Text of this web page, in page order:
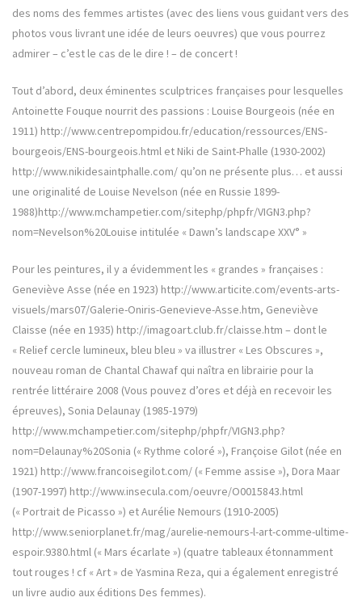
des noms des femmes artistes (avec des liens vous guidant vers des
photos vous livrant une idée de leurs oeuvres) que vous pourrez
admirer – c’est le cas de le dire ! – de concert !
Tout d’abord, deux éminentes sculptrices françaises pour lesquelles
Antoinette Fouque nourrit des passions : Louise Bourgeois (née en
1911) http://www.centrepompidou.fr/education/ressources/ENS-
bourgeois/ENS-bourgeois.html et Niki de Saint-Phalle (1930-2002)
http://www.nikidesaintphalle.com/ qu’on ne présente plus… et aussi
une originalité de Louise Nevelson (née en Russie 1899-
1988)http://www.mchampetier.com/sitephp/phpfr/VIGN3.php?
nom=Nevelson%20Louise intitulée « Dawn’s landscape XXV° »
Pour les peintures, il y a évidemment les « grandes » françaises :
Geneviève Asse (née en 1923) http://www.articite.com/events-arts-
visuels/mars07/Galerie-Oniris-Genevieve-Asse.htm, Geneviève
Claisse (née en 1935) http://imagoart.club.fr/claisse.htm – dont le
« Relief cercle lumineux, bleu bleu » va illustrer « Les Obscures »,
nouveau roman de Chantal Chawaf qui naîtra en librairie pour la
rentrée littéraire 2008 (Vous pouvez d’ores et déjà en recevoir les
épreuves), Sonia Delaunay (1985-1979)
http://www.mchampetier.com/sitephp/phpfr/VIGN3.php?
nom=Delaunay%20Sonia (« Rythme coloré »), Françoise Gilot (née en
1921) http://www.francoisegilot.com/ (« Femme assise »), Dora Maar
(1907-1997) http://www.insecula.com/oeuvre/O0015843.html
(« Portrait de Picasso ») et Aurélie Nemours (1910-2005)
http://www.seniorplanet.fr/mag/aurelie-nemours-l-art-comme-ultime-
espoir.9380.html (« Mars écarlate ») (quatre tableaux étonnamment
tout rouges ! cf « Art » de Yasmina Reza, qui a également enregistré
un livre audio aux éditions Des femmes).